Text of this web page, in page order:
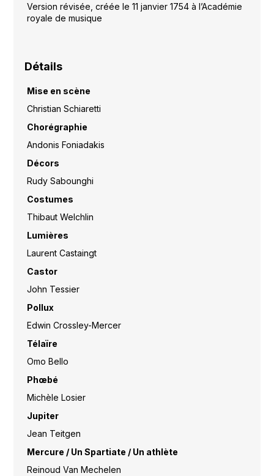
Version révisée, créée le 11 janvier 1754 à l’Académie
royale de musique
Détails
Mise en scène
Christian Schiaretti
Chorégraphie
Andonis Foniadakis
Décors
Rudy Sabounghi
Costumes
Thibaut Welchlin
Lumières
Laurent Castaingt
Castor
John Tessier
Pollux
Edwin Crossley-Mercer
Télaïre
Omo Bello
Phœbé
Michèle Losier
Jupiter
Jean Teitgen
Mercure / Un Spartiate / Un athlète
Reinoud Van Mechelen